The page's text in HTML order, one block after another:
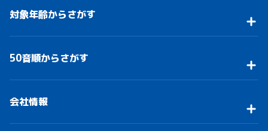
対象年齢からさがす
50音順からさがす
会社情報